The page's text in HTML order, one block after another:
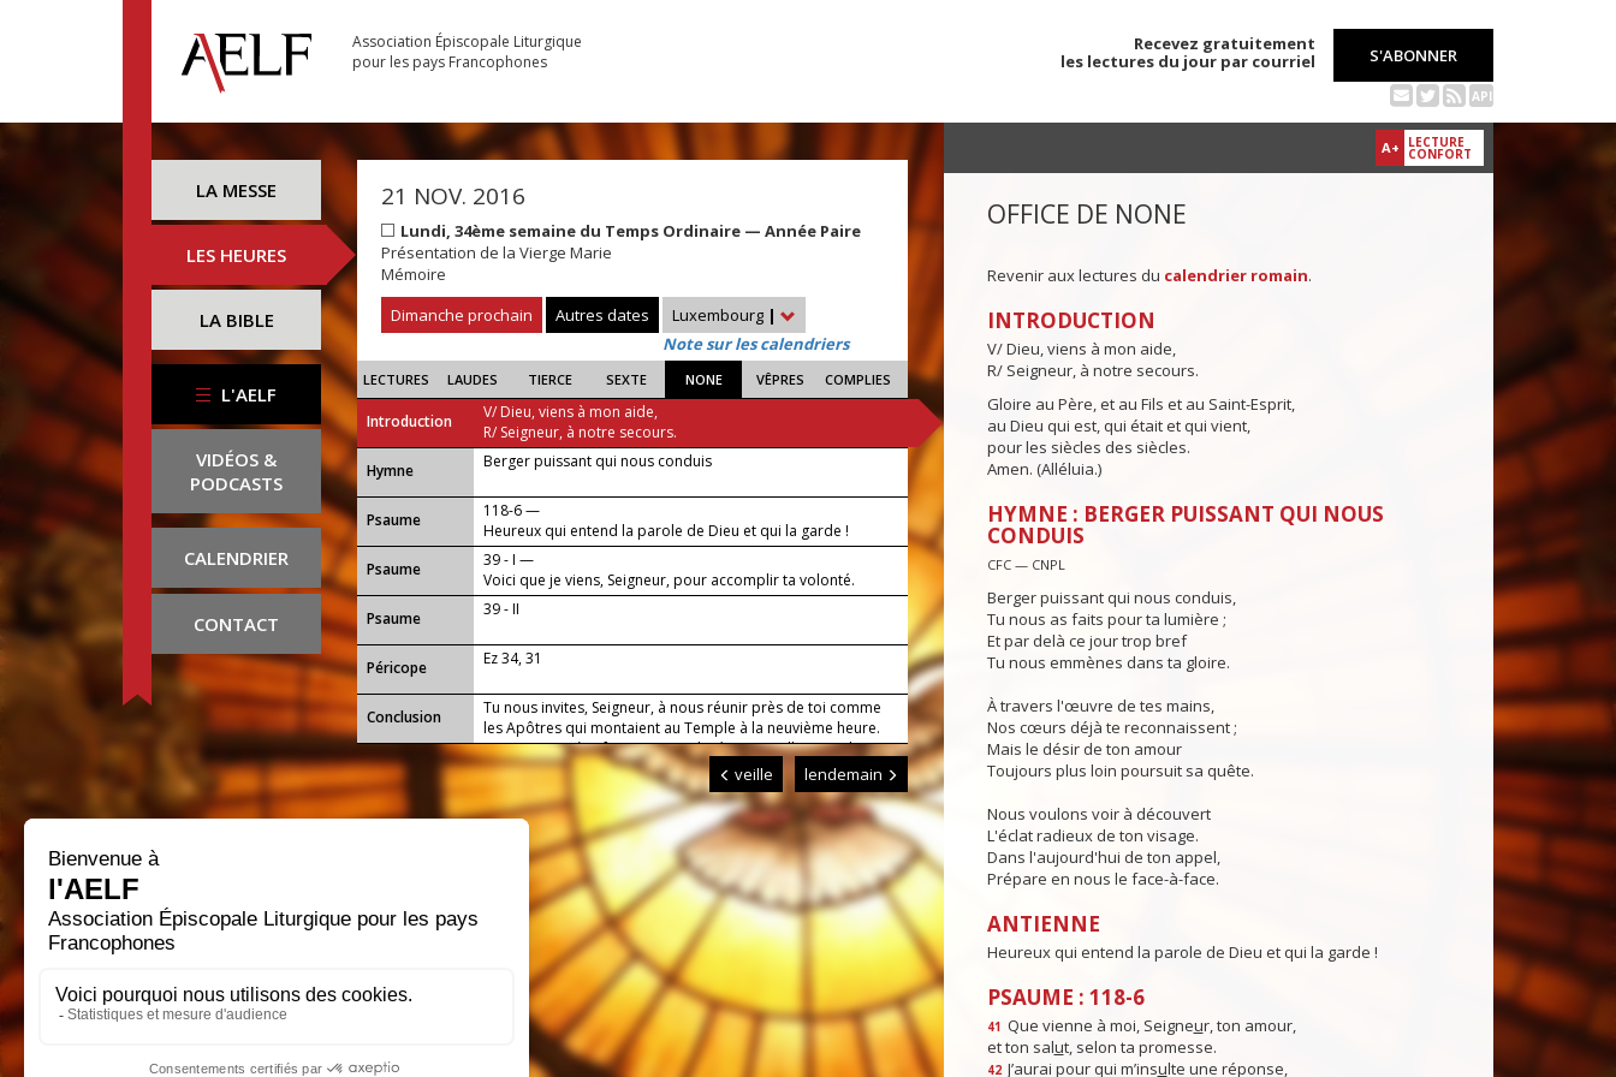
Association Épiscopale Liturgique
pour les pays Francophones
Recevez gratuitement
les lectures du jour par courriel
S'ABONNER
API
LA MESSE
LES HEURES
LA BIBLE
L'AELF
VIDÉOS &
PODCASTS
CALENDRIER
CONTACT
21 NOV. 2016
Lundi, 34ème semaine du Temps Ordinaire — Année Paire
Présentation de la Vierge Marie
Mémoire
Dimanche prochain
Autres dates Luxembourg |
Note sur les calendriers
LECTURES LAUDES TIERCE SEXTE NONE VÊPRES COMPLIES
Introduction
V/ Dieu, viens à mon aide,
R/ Seigneur, à notre secours.
...
Hymne Berger puissant qui nous conduis
Psaume
118-6 —
Heureux qui entend la parole de Dieu et qui la garde !
Psaume
39 - I —
Voici que je viens, Seigneur, pour accomplir ta volonté.
Psaume
39 - II
Péricope Ez 34, 31
Conclusion
Tu nous invites, Seigneur, à nous réunir près de toi comme
les Apôtres qui montaient au Temple à la neuvième heure.
Que notre prière faite au nom de Jésus appelle ton salut sur
tous ceux qui invoquent son nom. Lui qui règne.
veille lendemain
A+ LECTURE
CONFORT
OFFICE DE NONE
Revenir aux lectures du calendrier romain.
INTRODUCTION
V/ Dieu, viens à mon aide,
R/ Seigneur, à notre secours.
Gloire au Père, et au Fils et au Saint-Esprit,
au Dieu qui est, qui était et qui vient,
pour les siècles des siècles.
Amen. (Alléluia.)
HYMNE : BERGER PUISSANT QUI NOUS
CONDUIS
CFC — CNPL
Berger puissant qui nous conduis,
Tu nous as faits pour ta lumière ;
Et par delà ce jour trop bref
Tu nous emmènes dans ta gloire.
À travers l'œuvre de tes mains,
Nos cœurs déjà te reconnaissent ;
Mais le désir de ton amour
Toujours plus loin poursuit sa quête.
Nous voulons voir à découvert
L'éclat radieux de ton visage.
Dans l'aujourd'hui de ton appel,
Prépare en nous le face-à-face.
ANTIENNE
Heureux qui entend la parole de Dieu et qui la garde !
PSAUME : 118-6
41 Que vienne à moi, Seigneur, ton amour,
et ton salut, selon ta promesse.
42 J’aurai pour qui m’insulte une réponse,